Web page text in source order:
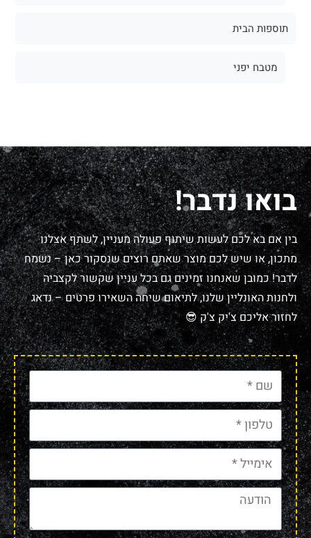
תוספות הבית
מטבח יפני
בואו נדבר!
בין אם בא לכם לעשות שיתוף פעולה מעניין, לשתף אצלנו
מתכון, או שיש לכם מוצר שאתם רוצים שנסקור כאן – נשמח
לדבר! כמובן שאנחנו זמינים גם בכל עניין שקשור לקצביה
ולחנות האונליין שלנו, לתיאום שיחה השאירו פרטים – נדאג
לחזור אליכם צ'יק צ'ק 😎